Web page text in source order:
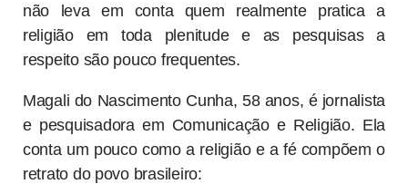
não leva em conta quem realmente pratica a
religião em toda plenitude e as pesquisas a
respeito são pouco frequentes.
Magali do Nascimento Cunha, 58 anos, é jornalista
e pesquisadora em Comunicação e Religião. Ela
conta um pouco como a religião e a fé compõem o
retrato do povo brasileiro: